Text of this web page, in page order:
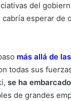
del
esperar de
más allá de
todas sus
se ha
de grandes